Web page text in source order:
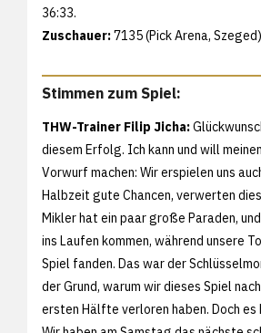
36:33.
Zuschauer:7135 (Pick Arena, Szeged)
Stimmen zum Spiel:
THW-Trainer Filip Jicha:
diesem Erfolg. Ich kann und will
Vorwurf machen: Wir erspielen uns
Halbzeit gute Chancen, verwerten
Mikler hat ein paar große Paraden,
ins Laufen kommen, während unsere
Spiel fanden. Das war der
der Grund, warum wir dieses Spiel
ersten Hälfte verloren haben. Doch